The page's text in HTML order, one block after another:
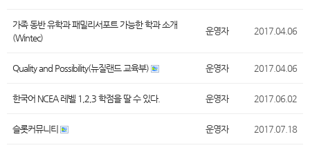
가족 동반 유학과 패밀리서포트 가능한 학과 소개
(Wintec)
운영자 2017.04.06
Quality and Possibility(뉴질랜드 교육부) 운영자 2017.04.06
한국어 NCEA 레벨 1,2,3 학점을 딸 수 있다. 운영자 2017.06.02
슬롯커뮤니티 운영자 2017.07.18